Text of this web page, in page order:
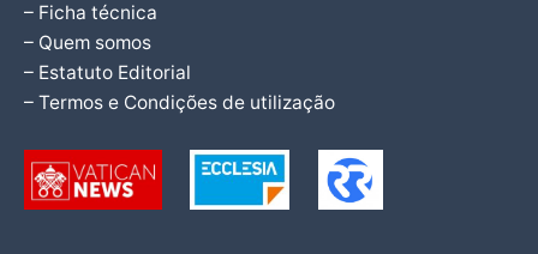
– Ficha técnica
– Quem somos
– Estatuto Editorial
– Termos e Condições de utilização